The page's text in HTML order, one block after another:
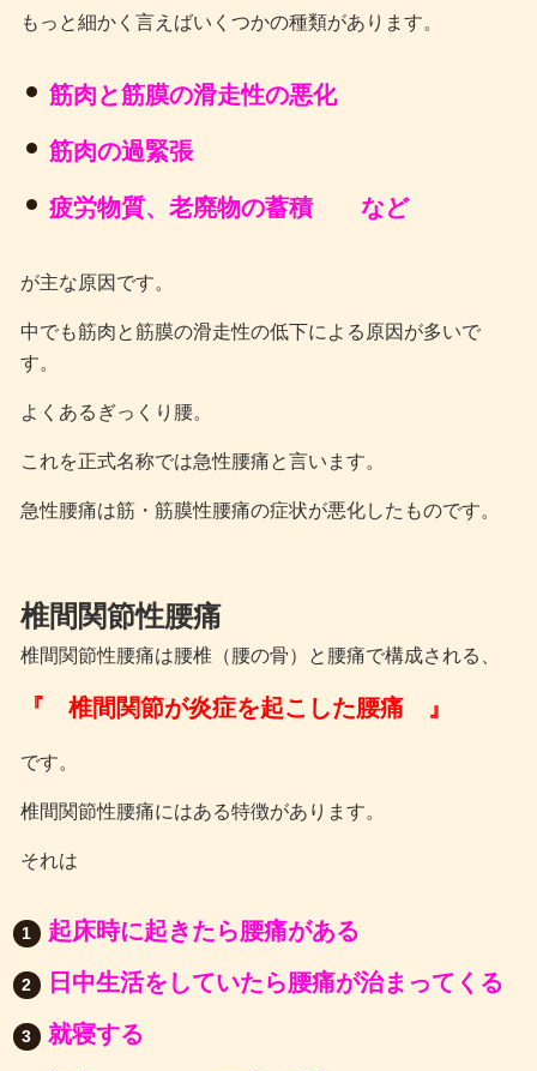
もっと細かく言えばいくつかの種類があります。
筋肉と筋膜の滑走性の悪化
筋肉の過緊張
疲労物質、老廃物の蓄積 など
が主な原因です。
中でも筋肉と筋膜の滑走性の低下による原因が多いで
す。
よくあるぎっくり腰。
これを正式名称では急性腰痛と言います。
急性腰痛は筋・筋膜性腰痛の症状が悪化したものです。
椎間関節性腰痛
椎間関節性腰痛は腰椎（腰の骨）と腰痛で構成される、
『 椎間関節が炎症を起こした腰痛 』
です。
椎間関節性腰痛にはある特徴があります。
それは
起床時に起きたら腰痛がある
日中生活をしていたら腰痛が治まってくる
就寝する